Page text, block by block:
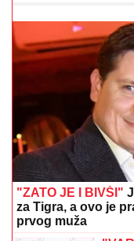
"ZATO JE I BIVŠI"
za Tigra, a ovo je
prvog muža